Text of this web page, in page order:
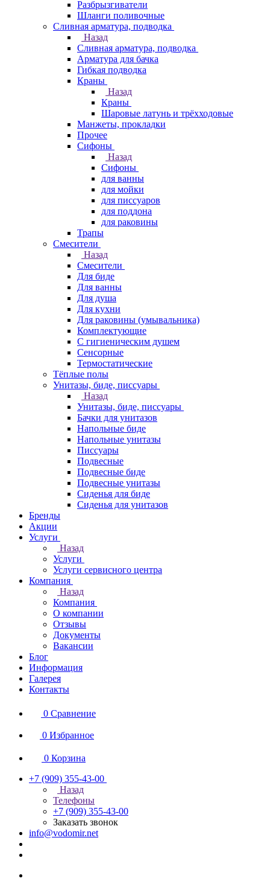
Разбрызгиватели
Шланги поливочные
Сливная арматура, подводка
Назад
Сливная арматура, подводка
Арматура для бачка
Гибкая подводка
Краны
Назад
Краны
Шаровые латунь и трёхходовые
Манжеты, прокладки
Прочее
Сифоны
Назад
Сифоны
для ванны
для мойки
для писсуаров
для поддона
для раковины
Трапы
Смесители
Назад
Смесители
Для биде
Для ванны
Для душа
Для кухни
Для раковины (умывальника)
Комплектующие
С гигиеническим душем
Сенсорные
Термостатические
Тёплые полы
Унитазы, биде, писсуары
Назад
Унитазы, биде, писсуары
Бачки для унитазов
Напольные биде
Напольные унитазы
Писсуары
Подвесные
Подвесные биде
Подвесные унитазы
Сиденья для биде
Сиденья для унитазов
Бренды
Акции
Услуги
Назад
Услуги
Услуги сервисного центра
Компания
Назад
Компания
О компании
Отзывы
Документы
Вакансии
Блог
Информация
Галерея
Контакты
0 Сравнение
0 Избранное
0 Корзина
+7 (909) 355-43-00
Назад
Телефоны
+7 (909) 355-43-00
Заказать звонок
info@vodomir.net